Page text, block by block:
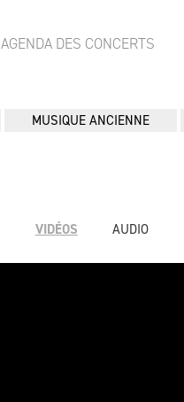
AGENDA DES CONCERTS
MUSIQUE ANCIENNE
VIDÉOS AUDIO